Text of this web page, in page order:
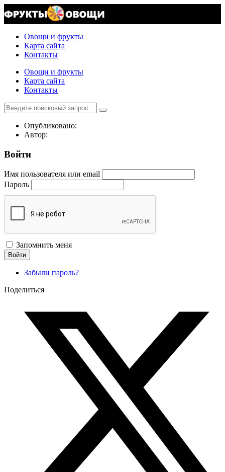
Овощи и фрукты
Карта сайта
Контакты
Овощи и фрукты
Карта сайта
Контакты
Опубликовано:
Автор:
Войти
Имя пользователя или email
Пароль
Запомнить меня
Войти
Забыли пароль?
Поделиться